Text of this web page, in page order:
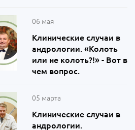
06 мая
Клинические случаи в
андрологии. «Колоть
или не колоть?!» - Вот в
чем вопрос.
05 марта
Клинические случаи в
андрологии.